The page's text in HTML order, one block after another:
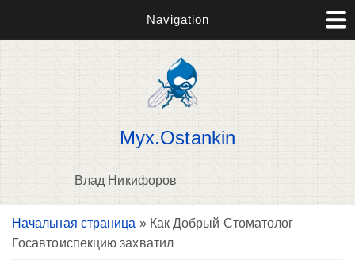
Navigation
Myx.Ostankin
Влад Никифоров
Вы здесь
Начальная страница » Как Добрый Стоматолог
Госавтоиспекцию захватил